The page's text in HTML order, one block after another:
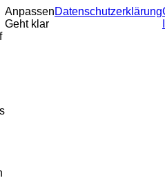
Anpassen
Geht klar
Datenschutzerklärung